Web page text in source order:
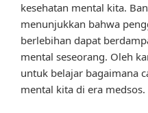
kesehatan mental kita.
menunjukkan bahwa
berlebihan dapat
mental seseorang. Oleh
untuk belajar bagaimana
mental kita di era medsos.